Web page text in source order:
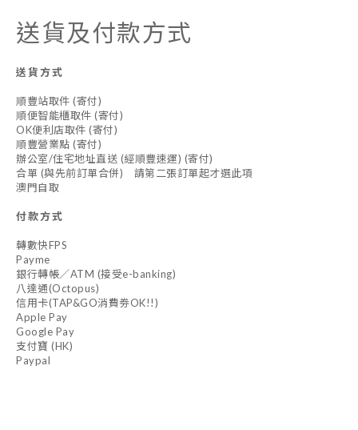
送貨及付款方式
送貨方式
順豐站取件 (寄付)
順便智能櫃取件 (寄付)
OK便利店取件 (寄付)
順豐營業點 (寄付)
辦公室/住宅地址直送 (經順豐速運) (寄付)
合單 (與先前訂單合併) 請第二張訂單起才選此項
澳門自取
付款方式
轉數快FPS
Payme
銀行轉帳／ATM (接受e-banking)
八達通(Octopus)
信用卡(TAP&GO消費劵OK!!)
Apple Pay
Google Pay
支付寶 (HK)
Paypal